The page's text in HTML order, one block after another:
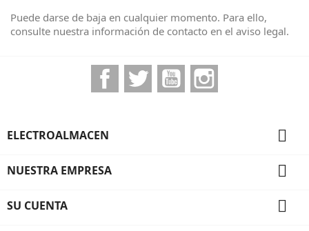
Puede darse de baja en cualquier momento. Para ello,
consulte nuestra información de contacto en el aviso legal.
FacebookTwitter YouTube
ELECTROALMACEN 
NUESTRA EMPRESA 
SU CUENTA 